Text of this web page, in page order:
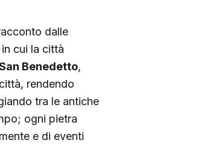
dalle
cui la città
Benedetto,
rendendo
tra le antiche
ogni pietra
e di eventi